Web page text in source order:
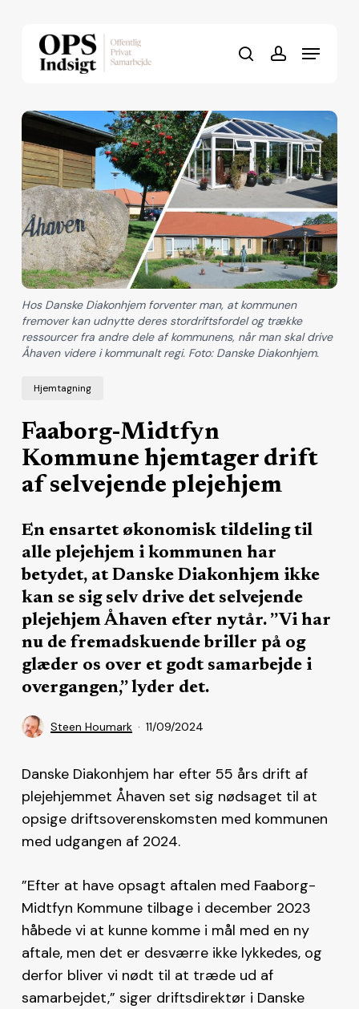
searchaccount
Menu
Hjemtagning
Faaborg-Midtfyn
Kommune hjemtager drift
af selvejende plejehjem
En ensartet økonomisk tildeling til
alle plejehjem i kommunen har
betydet, at Danske Diakonhjem ikke
kan se sig selv drive det selvejende
plejehjem Åhaven efter nytår. ”Vi har
nu de fremadskuende briller på og
glæder os over et godt samarbejde i
overgangen,” lyder det.
Steen Houmark 11/09/2024
Hos Danske Diakonhjem forventer man, at kommunen
fremover kan udnytte deres stordriftsfordel og trække
ressourcer fra andre dele af kommunens, når man skal drive
Åhaven videre i kommunalt regi. Foto: Danske Diakonhjem.
Danske Diakonhjem har efter 55 års drift af
plejehjemmet Åhaven set sig nødsaget til at
opsige driftsoverenskomsten med kommunen
med udgangen af 2024.
”Efter at have opsagt aftalen med Faaborg-
Midtfyn Kommune tilbage i december 2023
håbede vi at kunne komme i mål med en ny
aftale, men det er desværre ikke lykkedes, og
derfor bliver vi nødt til at træde ud af
samarbejdet,” siger driftsdirektør i Danske
Close